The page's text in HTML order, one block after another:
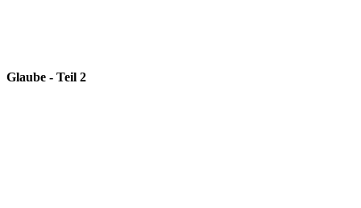
Glaube - Teil 2